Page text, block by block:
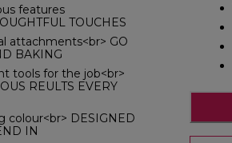
features
TOUCHES
attachments<br> GO
BAKING
tools for the job<br>
REULTS EVERY
colour<br> DESIGNED
IN